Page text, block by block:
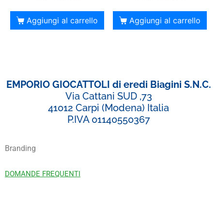
Aggiungi al carrello Aggiungi al carrello
EMPORIO GIOCATTOLI di eredi Biagini S.N.C.
Via Cattani SUD ,73
41012 Carpi (Modena) Italia
P.IVA 01140550367
Branding
DOMANDE FREQUENTI